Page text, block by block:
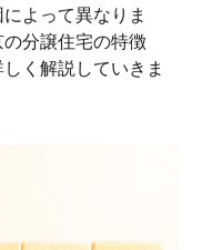
よって異なりま
分譲住宅の特徴
く解説していきま